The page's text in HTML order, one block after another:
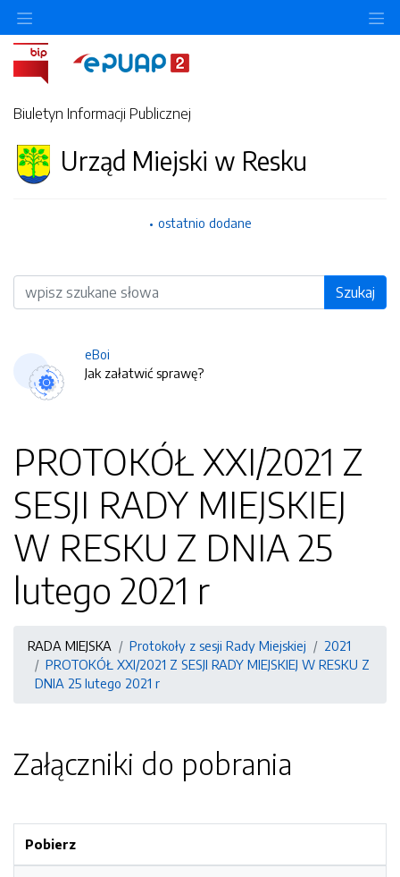
Biuletyn Informacji Publicznej
Urząd Miejski w Resku
ostatnio dodane
Wyszukiwarka Szukaj
eBoi
Jak załatwić sprawę?
PROTOKÓŁ XXI/2021 Z
SESJI RADY MIEJSKIEJ
W RESKU Z DNIA 25
lutego 2021 r
RADA MIEJSKA Protokoły z sesji Rady Miejskiej
2021
PROTOKÓŁ XXI/2021 Z SESJI RADY MIEJSKIEJ W RESKU Z
DNIA 25 lutego 2021 r
Załączniki do pobrania
Pobierz